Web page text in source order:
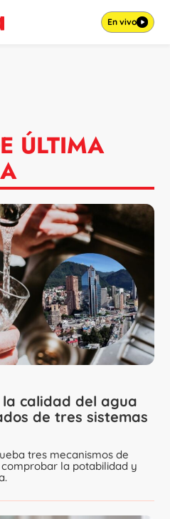
En vivo
ÚLTIMA
calidad del agua
de tres sistemas
tres mecanismos de
la potabilidad y